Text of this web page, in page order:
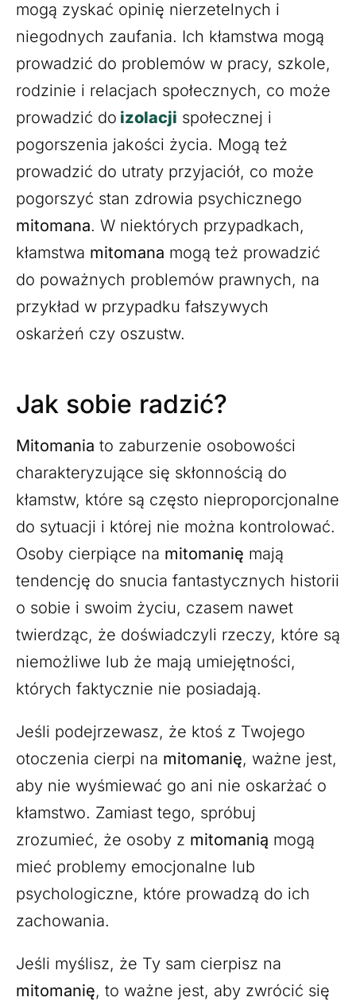
mogą zyskać opinię nierzetelnych i
niegodnych zaufania. Ich kłamstwa mogą
prowadzić do problemów w pracy, szkole,
rodzinie i relacjach społecznych, co może
prowadzić do izolacji społecznej i
pogorszenia jakości życia. Mogą też
prowadzić do utraty przyjaciół, co może
pogorszyć stan zdrowia psychicznego
mitomana. W niektórych przypadkach,
kłamstwa mitomana mogą też prowadzić
do poważnych problemów prawnych, na
przykład w przypadku fałszywych
oskarżeń czy oszustw.
Jak sobie radzić?
Mitomania to zaburzenie osobowości
charakteryzujące się skłonnością do
kłamstw, które są często nieproporcjonalne
do sytuacji i której nie można kontrolować.
Osoby cierpiące na mitomanię mają
tendencję do snucia fantastycznych historii
o sobie i swoim życiu, czasem nawet
twierdząc, że doświadczyli rzeczy, które są
niemożliwe lub że mają umiejętności,
których faktycznie nie posiadają.
Jeśli podejrzewasz, że ktoś z Twojego
otoczenia cierpi na mitomanię, ważne jest,
aby nie wyśmiewać go ani nie oskarżać o
kłamstwo. Zamiast tego, spróbuj
zrozumieć, że osoby z mitomanią mogą
mieć problemy emocjonalne lub
psychologiczne, które prowadzą do ich
zachowania.
Jeśli myślisz, że Ty sam cierpisz na
mitomanię, to ważne jest, aby zwrócić się